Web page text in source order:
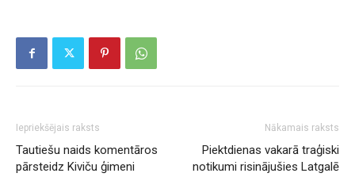
Iepriekšējais raksts
Tautiešu naids komentāros
pārsteidz Kiviču ģimeni
Nākamais raksts
Piektdienas vakarā traģiski
notikumi risinājušies Latgalē